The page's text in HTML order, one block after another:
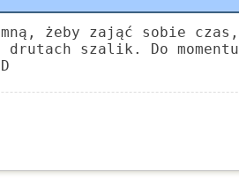
żeby zająć sobie czas,
szalik. Do momentu